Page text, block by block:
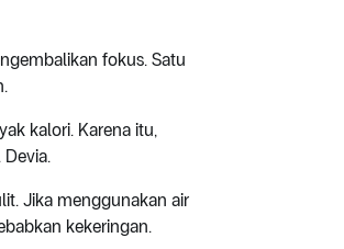
fokus. Satu
kalori. Karena itu,
Jika menggunakan air
kekeringan.